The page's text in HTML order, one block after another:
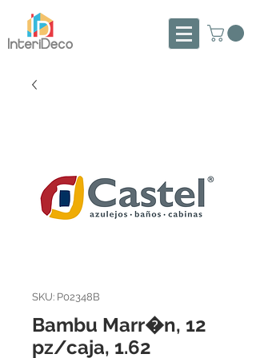
SKU: P02348B
Bambu Marr�n, 12
pz/caja, 1.62